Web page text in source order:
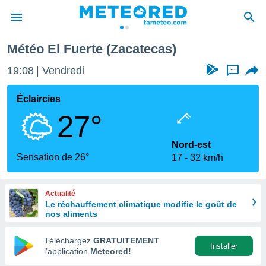
de
en
Météo El Fuerte (Zacatecas)
19:08 Vendredi ...
Éclaircies
27°
Sensation de 26°
Nord-est
17
32 km/h
Actualité
Le réchauffement climatique modifie le goût de
nos aliments
Téléchargez GRATUITEMENT
l’application Meteored!
Installer